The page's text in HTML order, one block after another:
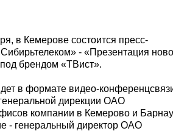
в Кемерове состоится пресс-
- «Презентация
брендом «ТВист».
в формате видео-
дирекции ОАО
компании в Кемерово и
- генеральный директор ОАО